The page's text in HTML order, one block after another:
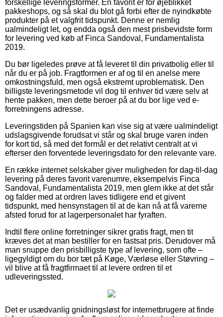
forskellige leveringsformer. En favorit er for øjeblikket
pakkeshops, og så skal du blot gå forbi efter de nyindkøbte
produkter på et valgfrit tidspunkt. Denne er nemlig
ualmindeligt let, og endda også den mest prisbevidste form
for levering ved køb af Finca Sandoval, Fundamentalista
2019.
Du bør ligeledes prøve at få leveret til din privatbolig eller til
når du er på job. Fragtformen er af og til en anelse mere
omkostningsfuld, men også ekstremt uproblematisk. Den
billigste leveringsmetode vil dog til enhver tid være selv at
hente pakken, men dette beroer på at du bor lige ved e-
forretningens adresse.
Leveringstiden på Spanien kan vise sig at være ualmindeligt
udslagsgivende forudsat vi står og skal bruge varen inden
for kort tid, så med det formål er det relativt centralt at vi
efterser den forventede leveringsdato for den relevante vare.
En række internet selskaber giver muligheden for dag-til-dag
levering på deres favorit varenumre, eksempelvis Finca
Sandoval, Fundamentalista 2019, men glem ikke at det står
og falder med at ordren laves tidligere end et givent
tidspunkt, med hensynstagen til at de kan nå at få varerne
afsted forud for at lagerpersonalet har fyraften.
Indtil flere online forretninger sikrer gratis fragt, men tit
kræves det at man bestiller for en fastsat pris. Derudover må
man snuppe den prisbilligste type af levering, som ofte –
ligegyldigt om du bor tæt på Køge, Værløse eller Støvring –
vil blive at få fragtfirmaet til at levere ordren til et
udleveringssted.
Det er usædvanlig gnidningsløst for internetbrugere at finde